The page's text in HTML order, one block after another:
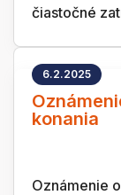
čiastočné
6.2.2025
konania
Oznámenie